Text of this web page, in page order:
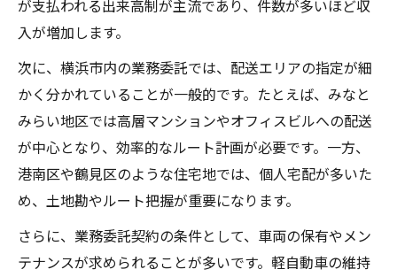
が支払われる出来高制が主流であり、件数が多いほど収
入が増加します。
次に、横浜市内の業務委託では、配送エリアの指定が細
かく分かれていることが一般的です。たとえば、みなと
みらい地区では高層マンションやオフィスビルへの配送
が中心となり、効率的なルート計画が必要です。一方、
港南区や鶴見区のような住宅地では、個人宅配が多いた
め、土地勘やルート把握が重要になります。
さらに、業務委託契約の条件として、車両の保有やメン
テナンスが求められることが多いです。軽自動車の維持